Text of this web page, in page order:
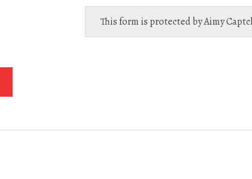
This form is protected byAimy